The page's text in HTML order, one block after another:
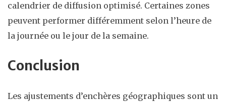
calendrier de diffusion optimisé. Certaines zones
peuvent performer différemment selon l’heure de
la journée ou le jour de la semaine.
Conclusion
Les ajustements d’enchères géographiques sont un